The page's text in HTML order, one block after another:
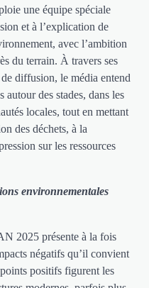
une équipe spéciale
et à l’explication de
avec l’ambition
du terrain. À travers ses
diffusion, le média entend
autour des stades, dans les
locales, tout en mettant
des déchets, à la
sur les ressources
environnementales
2025 présente à la fois
négatifs qu’il convient
positifs figurent les